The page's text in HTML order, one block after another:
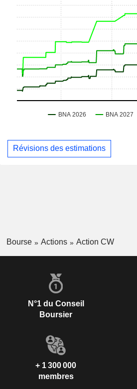
Révisions des estimations
Bourse Actions Action CW
N°1 du Conseil
Boursier
+ 1 300 000
membres